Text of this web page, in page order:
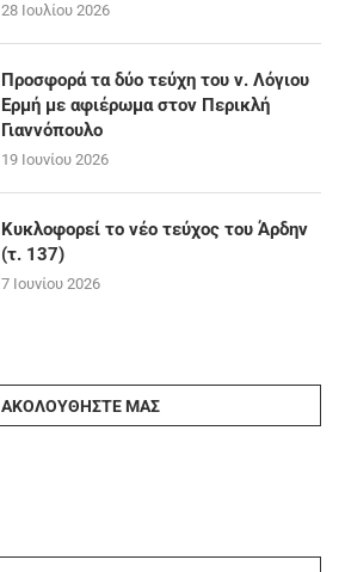
28 Ιουλίου 2026
Προσφορά τα δύο τεύχη του ν. Λόγιου
Ερμή με αφιέρωμα στον Περικλή
Γιαννόπουλο
19 Ιουνίου 2026
Κυκλοφορεί το νέο τεύχος του Άρδην
(τ. 137)
7 Ιουνίου 2026
ΑΚΟΛΟΥΘΉΣΤΕ ΜΑΣ